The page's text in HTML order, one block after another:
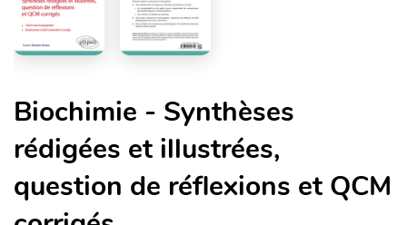
Biochimie - Synthèses
rédigées et illustrées,
question de réflexions et QCM